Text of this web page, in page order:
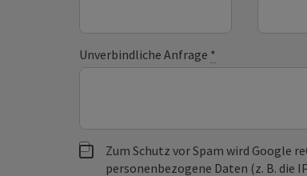
Unverbindliche Anfrage *
Zum Schutz vor Spam wird Google
personenbezogene Daten (z. B. die